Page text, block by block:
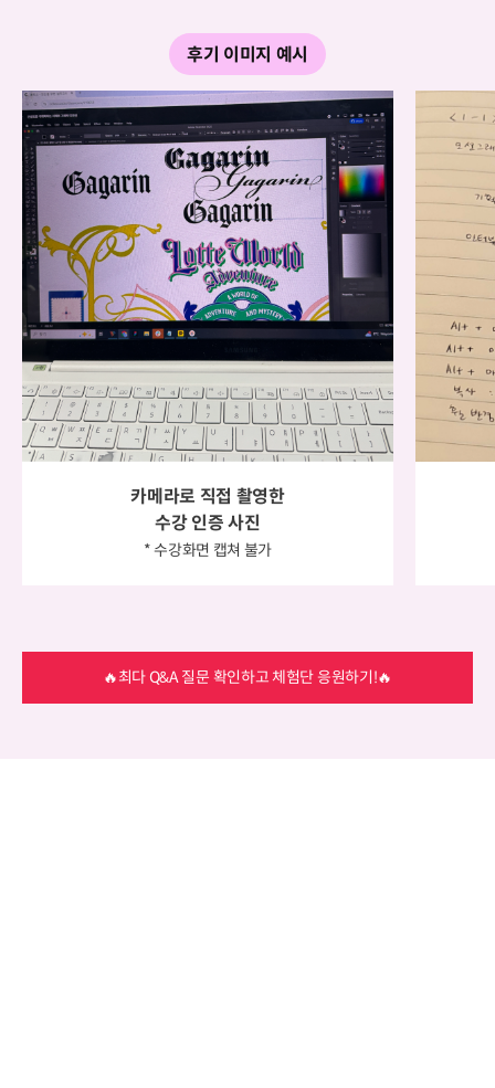
후기 이미지 예시
카메라로 직접 촬영한
수강 인증 사진
* 수강화면 캡쳐 불가
🔥최다 Q&A 질문 확인하고 체험단 응원하기!🔥